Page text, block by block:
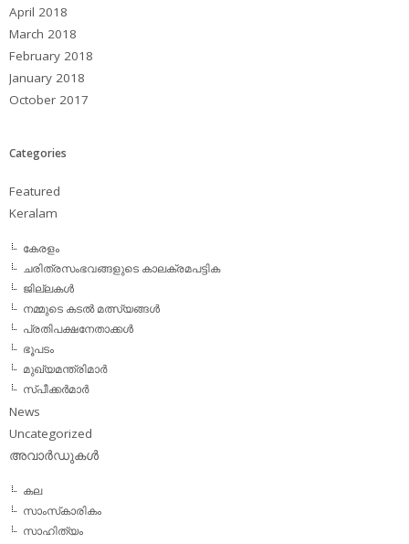
April 2018
March 2018
February 2018
January 2018
October 2017
Categories
Featured
Keralam
കേരളം
ചരിത്രസംഭവങ്ങളുടെ കാലക്രമപട്ടിക
ജില്ലകള്‍
നമ്മുടെ കടല്‍ മത്സ്യങ്ങള്‍
പ്രതിപക്ഷനേതാക്കള്‍
ഭൂപടം
മുഖ്യമന്ത്രിമാര്‍
സ്പീക്കര്‍മാര്‍
News
Uncategorized
അവാര്‍ഡുകള്‍
കല
സാംസ്‌കാരികം
സാഹിത്യം